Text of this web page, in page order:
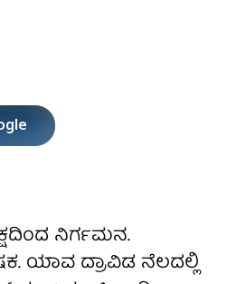
ನಿರ್ಗಮನ.
ಯಾವ ದ್ರಾವಿಡ ನೆಲದಲ್ಲಿ